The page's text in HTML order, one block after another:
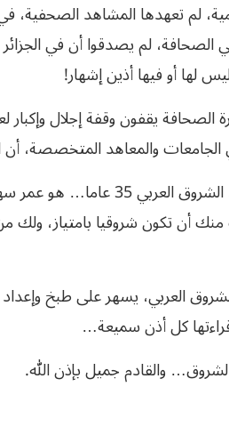
لم تعهدها المشاهد الصحفية،
الصحافة، لم يصدقوا أن في
لها أو فيها أذين إشهار!
الصحافة يقفون وقفة إجلال
والمعاهد المتخصصة، أن
اليوم، وقد مر على ميلاد
أن تكون شروقيا بامتياز،
العربي، يسهر على طبخ
كل أذن سميعة…
والقادم جميل بإذن الله.